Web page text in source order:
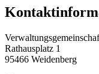
Rathausplatz 1
95466 Weidenberg